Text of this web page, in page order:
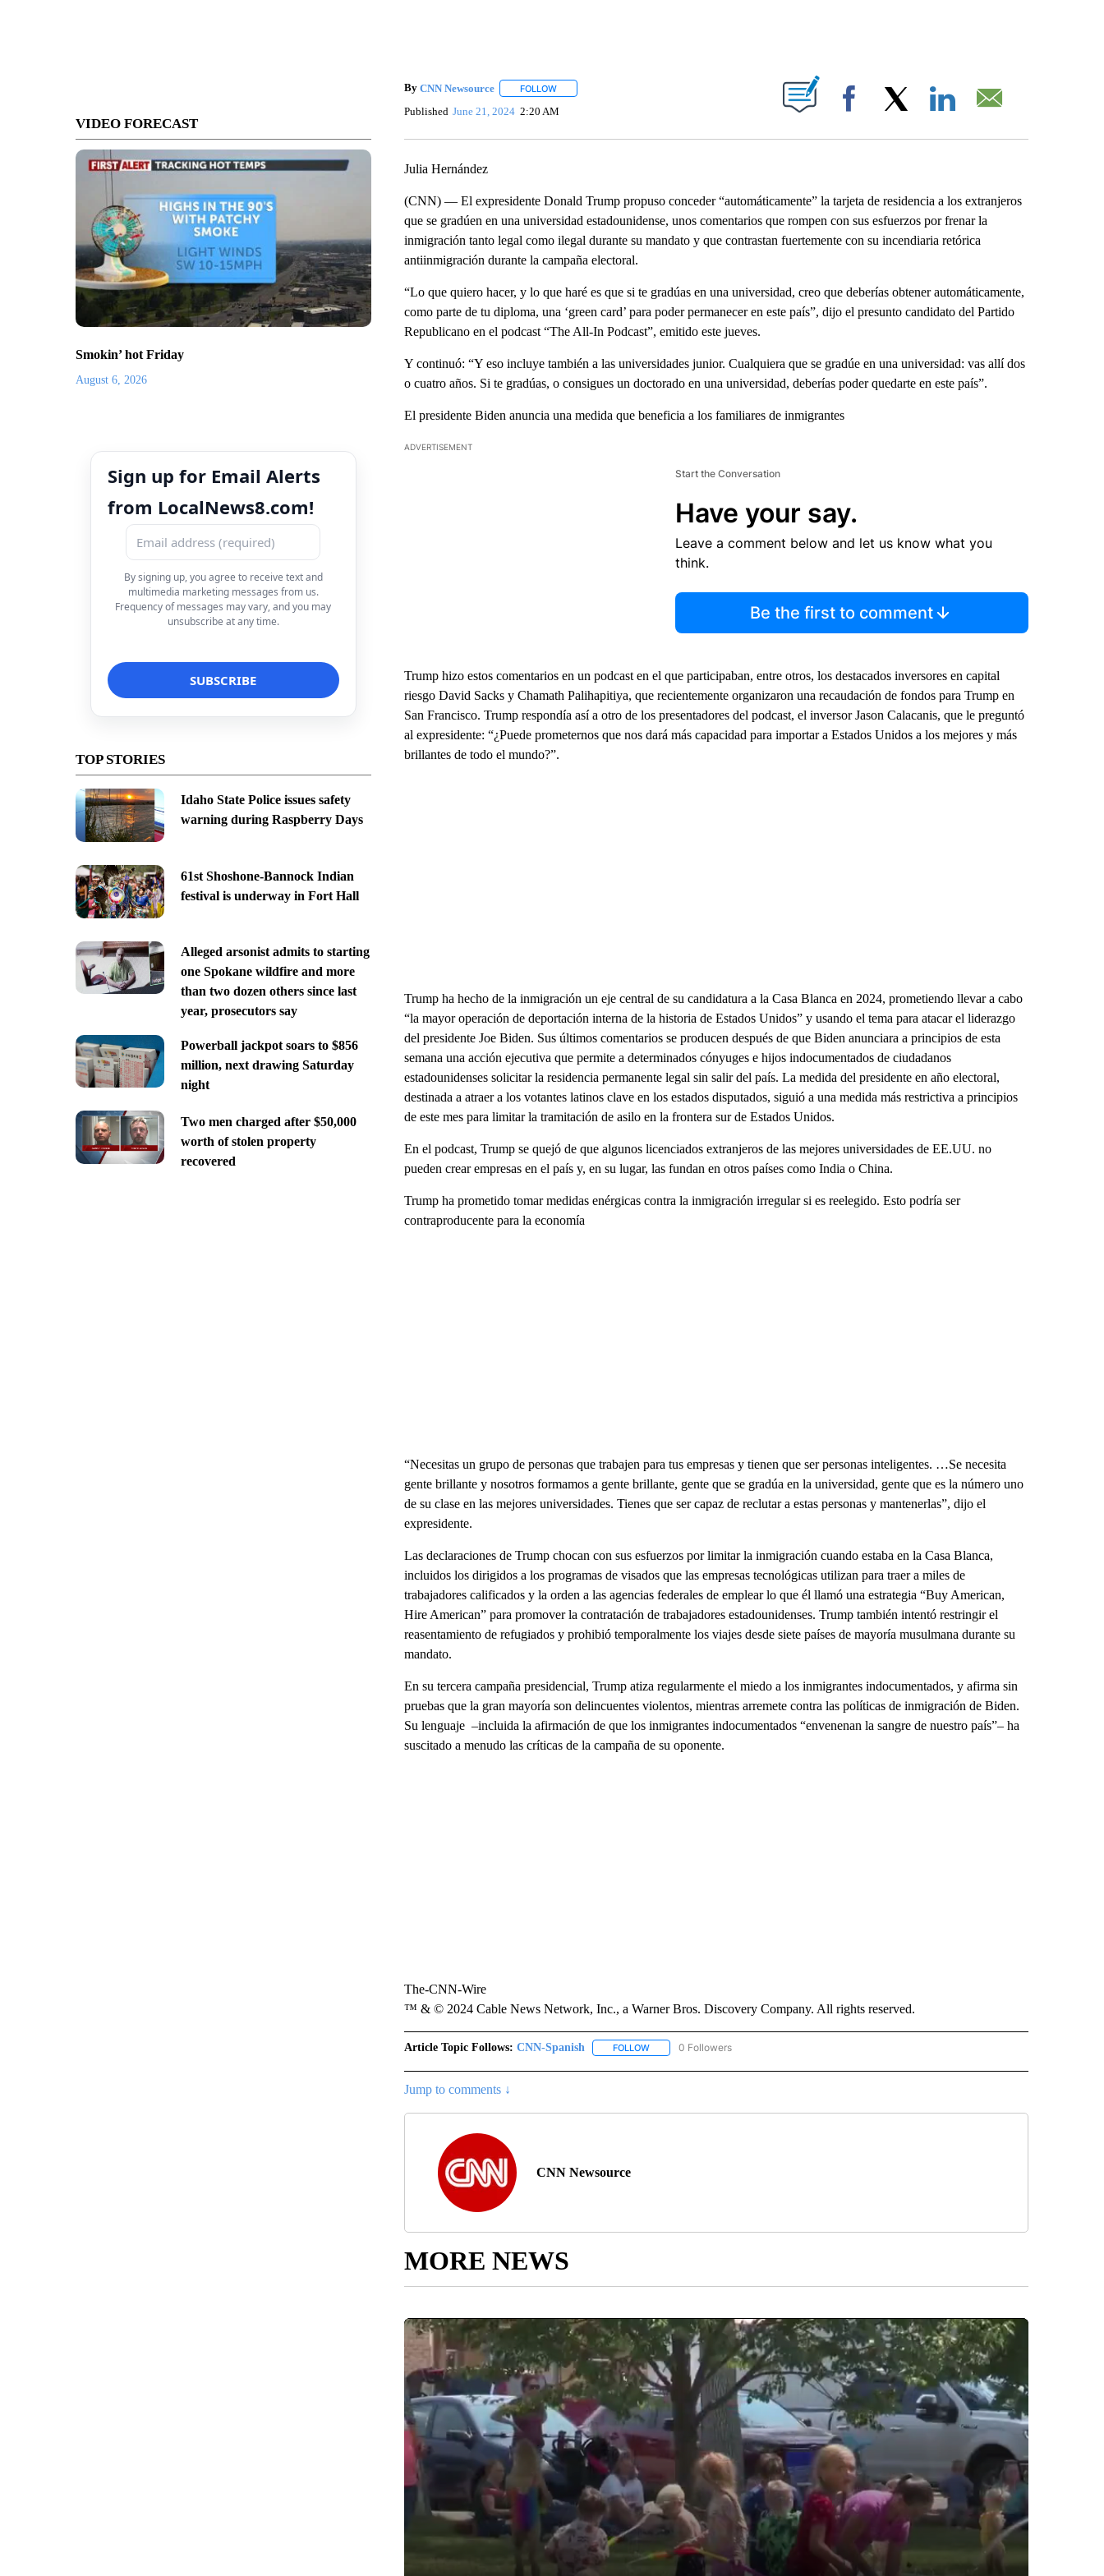
VIDEO FORECAST
Smokin’ hot Friday
August 6, 2026
Sign up for Email Alerts
from LocalNews8.com!
By signing up, you agree to receive text and
multimedia marketing messages from us.
Frequency of messages may vary, and you may
unsubscribe at any time.
TOP STORIES
Idaho State Police issues safety
warning during Raspberry Days
61st Shoshone-Bannock Indian
festival is underway in Fort Hall
Alleged arsonist admits to starting
one Spokane wildfire and more
than two dozen others since last
year, prosecutors say
Powerball jackpot soars to $856
million, next drawing Saturday
night
Two men charged after $50,000
worth of stolen property
recovered
By CNN Newsource FOLLOWFOLLOW "" TO RECEIVE NOTIFICATIONS ABOUT NEW PAGES ON "".
Published June 21, 2024 2:20 AM Facebook
Julia Hernández
(CNN) — El expresidente Donald Trump propuso conceder “automáticamente” la tarjeta de residencia a los extranjeros
que se gradúen en una universidad estadounidense, unos comentarios que rompen con sus esfuerzos por frenar la
inmigración tanto legal como ilegal durante su mandato y que contrastan fuertemente con su incendiaria retórica
antiinmigración durante la campaña electoral.
“Lo que quiero hacer, y lo que haré es que si te gradúas en una universidad, creo que deberías obtener automáticamente,
como parte de tu diploma, una ‘green card’ para poder permanecer en este país”, dijo el presunto candidato del Partido
Republicano en el podcast “The All-In Podcast”, emitido este jueves.
Y continuó: “Y eso incluye también a las universidades junior. Cualquiera que se gradúe en una universidad: vas allí dos
o cuatro años. Si te gradúas, o consigues un doctorado en una universidad, deberías poder quedarte en este país”.
El presidente Biden anuncia una medida que beneficia a los familiares de inmigrantes
ADVERTISEMENT
Start the Conversation
Have your say.
Leave a comment below and let us know what you
think.
Be the first to comment
Trump hizo estos comentarios en un podcast en el que participaban, entre otros, los destacados inversores en capital
riesgo David Sacks y Chamath Palihapitiya, que recientemente organizaron una recaudación de fondos para Trump en
San Francisco. Trump respondía así a otro de los presentadores del podcast, el inversor Jason Calacanis, que le preguntó
al expresidente: “¿Puede prometernos que nos dará más capacidad para importar a Estados Unidos a los mejores y más
brillantes de todo el mundo?”.
Trump ha hecho de la inmigración un eje central de su candidatura a la Casa Blanca en 2024, prometiendo llevar a cabo
“la mayor operación de deportación interna de la historia de Estados Unidos” y usando el tema para atacar el liderazgo
del presidente Joe Biden. Sus últimos comentarios se producen después de que Biden anunciara a principios de esta
semana una acción ejecutiva que permite a determinados cónyuges e hijos indocumentados de ciudadanos
estadounidenses solicitar la residencia permanente legal sin salir del país. La medida del presidente en año electoral,
destinada a atraer a los votantes latinos clave en los estados disputados, siguió a una medida más restrictiva a principios
de este mes para limitar la tramitación de asilo en la frontera sur de Estados Unidos.
En el podcast, Trump se quejó de que algunos licenciados extranjeros de las mejores universidades de EE.UU. no
pueden crear empresas en el país y, en su lugar, las fundan en otros países como India o China.
Trump ha prometido tomar medidas enérgicas contra la inmigración irregular si es reelegido. Esto podría ser
contraproducente para la economía
“Necesitas un grupo de personas que trabajen para tus empresas y tienen que ser personas inteligentes. …Se necesita
gente brillante y nosotros formamos a gente brillante, gente que se gradúa en la universidad, gente que es la número uno
de su clase en las mejores universidades. Tienes que ser capaz de reclutar a estas personas y mantenerlas”, dijo el
expresidente.
Las declaraciones de Trump chocan con sus esfuerzos por limitar la inmigración cuando estaba en la Casa Blanca,
incluidos los dirigidos a los programas de visados que las empresas tecnológicas utilizan para traer a miles de
trabajadores calificados y la orden a las agencias federales de emplear lo que él llamó una estrategia “Buy American,
Hire American” para promover la contratación de trabajadores estadounidenses. Trump también intentó restringir el
reasentamiento de refugiados y prohibió temporalmente los viajes desde siete países de mayoría musulmana durante su
mandato.
En su tercera campaña presidencial, Trump atiza regularmente el miedo a los inmigrantes indocumentados, y afirma sin
pruebas que la gran mayoría son delincuentes violentos, mientras arremete contra las políticas de inmigración de Biden.
Su lenguaje –incluida la afirmación de que los inmigrantes indocumentados “envenenan la sangre de nuestro país”– ha
suscitado a menudo las críticas de la campaña de su oponente.
The-CNN-Wire
™ & © 2024 Cable News Network, Inc., a Warner Bros. Discovery Company. All rights reserved.
Article Topic Follows: CNN-Spanish FOLLOWFOLLOW "CNN-SPANISH" TO RECEIVE NOTIFICATIONS ABOUT NEW PAGES ON "CNN-SPANISH".
0 Followers
Jump to comments ↓
CNN Newsource
MORE NEWS